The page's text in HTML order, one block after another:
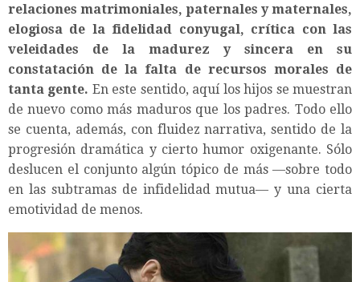
relaciones matrimoniales, paternales y maternales,
elogiosa de la fidelidad conyugal, crítica con las
veleidades de la madurez y sincera en su
constatación de la falta de recursos morales de
tanta gente. En este sentido, aquí los hijos se muestran
de nuevo como más maduros que los padres. Todo ello
se cuenta, además, con fluidez narrativa, sentido de la
progresión dramática y cierto humor oxigenante. Sólo
deslucen el conjunto algún tópico de más —sobre todo
en las subtramas de infidelidad mutua— y una cierta
emotividad de menos.